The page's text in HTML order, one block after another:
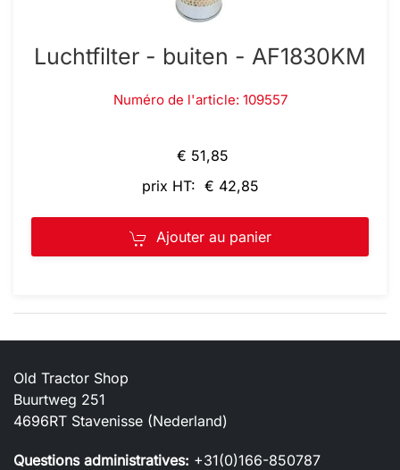
Luchtfilter - buiten - AF1830KM
Numéro de l'article: 109557
€ 51,85
prix HT: € 42,85
Ajouter au panier
Old Tractor Shop
Buurtweg 251
4696RT Stavenisse (Nederland)
Questions administratives: +31(0)166-850787